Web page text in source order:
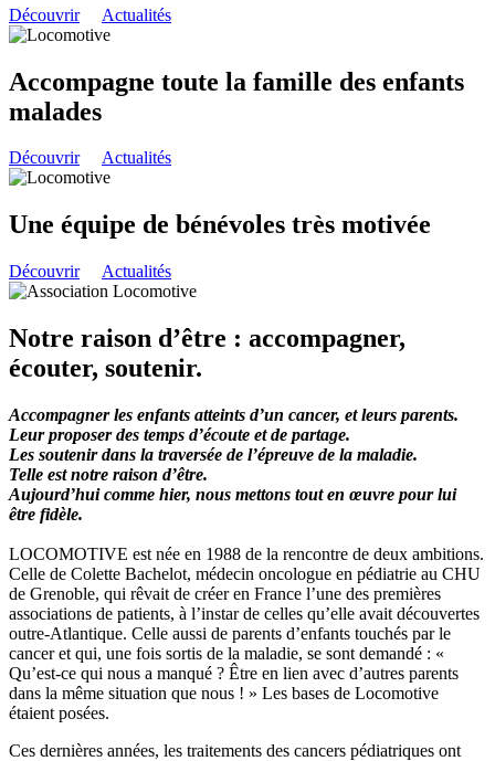
Découvrir Actualités
Accompagne toute la famille des enfants
malades
Découvrir Actualités
Une équipe de bénévoles très motivée
Découvrir Actualités
Notre raison d’être : accompagner,
écouter, soutenir.
Accompagner les enfants atteints d’un cancer, et leurs parents.
Leur proposer des temps d’écoute et de partage.
Les soutenir dans la traversée de l’épreuve de la maladie.
Telle est notre raison d’être.
Aujourd’hui comme hier, nous mettons tout en œuvre pour lui
être fidèle.
LOCOMOTIVE est née en 1988 de la rencontre de deux ambitions.
Celle de Colette Bachelot, médecin oncologue en pédiatrie au CHU
de Grenoble, qui rêvait de créer en France l’une des premières
associations de patients, à l’instar de celles qu’elle avait découvertes
outre-Atlantique. Celle aussi de parents d’enfants touchés par le
cancer et qui, une fois sortis de la maladie, se sont demandé : «
Qu’est-ce qui nous a manqué ? Être en lien avec d’autres parents
dans la même situation que nous ! » Les bases de Locomotive
étaient posées.
Ces dernières années, les traitements des cancers pédiatriques ont